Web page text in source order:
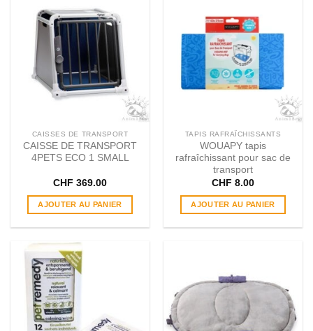
CAISSES DE TRANSPORT
CAISSE DE TRANSPORT
4PETS ECO 1 SMALL
CHF 369.00
AJOUTER AU PANIER
TAPIS RAFRAÎCHISSANTS
WOUAPY tapis
rafraîchissant pour sac de
transport
CHF 8.00
AJOUTER AU PANIER